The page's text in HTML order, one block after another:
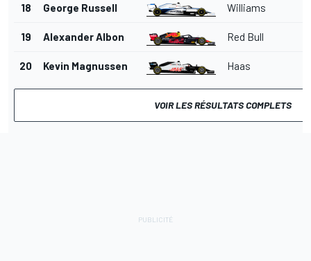
18 George Russell Williams
19 Alexander Albon Red Bull
20 Kevin Magnussen Haas
VOIR LES RÉSULTATS COMPLETS